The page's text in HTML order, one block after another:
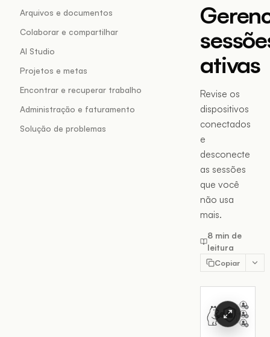
Arquivos e documentos
Colaborar e compartilhar
AI Studio
Projetos e metas
Encontrar e recuperar trabalho
Administração e faturamento
Solução de problemas
ativas
Revise os
dispositivos
conectados
e
desconecte
as sessões
que você
não usa
mais.
8 min de
leitura
Copiar